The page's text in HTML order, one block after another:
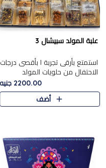
علبة المولد سبيشال 3
استمتع بأرقى تجربة ا بأقصى درجات
الاحتفال من حلويات المولد
المصريه الأصيلة مع هذه الفخامة
مع علبة سبيشال 3 التي تضم 56
قطعة من تشكيلة استثن..
2200.00 جنيه
أضف